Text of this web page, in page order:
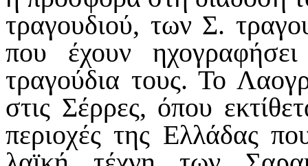
τραγουδιού, των Σ.
που έχουν
τραγούδια τους. Το
στις Σέρρες, όπου
περιοχές της Ελλάδας